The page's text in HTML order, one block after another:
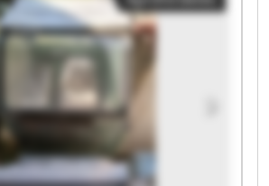
Gép Kft. Maurer Gép Kft.
Maurer Gép Kft. Maurer Gép
Kft.